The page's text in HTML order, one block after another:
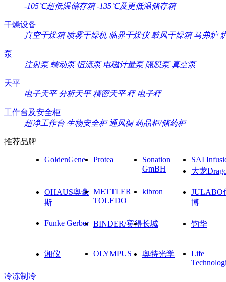
-105℃超低温储存箱 -135℃及更低温储存箱
干燥设备
真空干燥箱 喷雾干燥机 临界干燥仪 鼓风干燥箱 马弗炉
泵
注射泵 蠕动泵 恒流泵 电磁计量泵 隔膜泵 真空泵
天平
电子天平 分析天平 精密天平 秤 电子秤
工作台及安全柜
超净工作台 生物安全柜 通风橱 药品柜/储药柜
推荐品牌
GoldenGene Protea
Sonation
GmBH
SAI
大龙
OHAUS奥豪
斯
METTLER
TOLEDO
kibron
JULABO
博
Funke Gerber BINDER/宾得长城 钧华
湘仪 OLYMPUS 奥特光学
Life
冷冻制冷